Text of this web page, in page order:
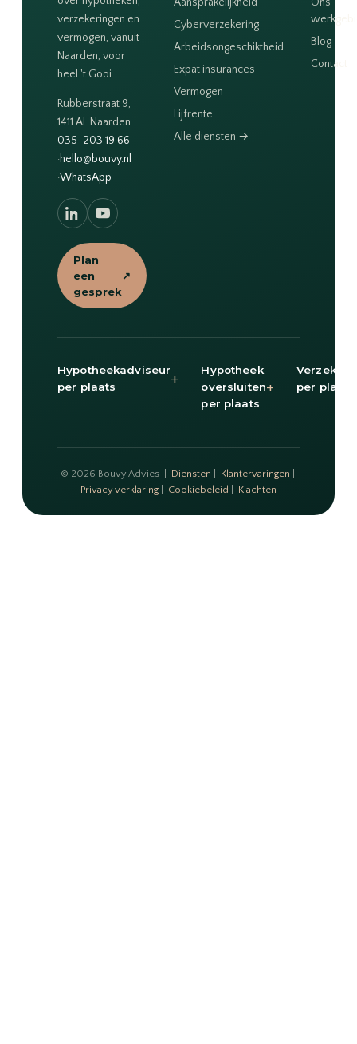
verzekeringen en
vermogen, vanuit
Naarden, voor
heel 't Gooi.
Rubberstraat 9,
1411 AL Naarden
035-203 19 66
·hello@bouvy.nl
·WhatsApp
Plan
een
gesprek
↗
Cyberverzekering
Arbeidsongeschiktheid
Expat insurances
Vermogen
Lijfrente
Alle diensten →
Blog
Contact
Hypotheekadviseur
per plaats
+
Hypotheek
oversluiten
per plaats
+
per plaats
© 2026 Bouvy Advies | Diensten Klantervaringen
Privacy verklaring
Cookiebeleid Klachten